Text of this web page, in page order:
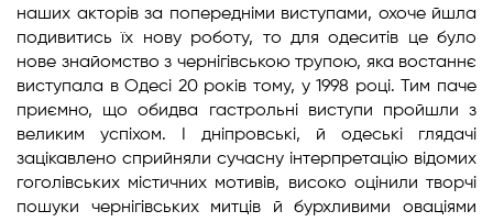
наших акторів за попередніми виступами, охоче йшла
подивитись їх нову роботу, то для одеситів це було
нове знайомство з чернігівською трупою, яка востаннє
виступала в Одесі 20 років тому, у 1998 році. Тим паче
приємно, що обидва гастрольні виступи пройшли з
великим успіхом. І дніпровські, й одеські глядачі
зацікавлено сприйняли сучасну інтерпретацію відомих
гоголівських містичних мотивів, високо оцінили творчі
пошуки чернігівських митців й бурхливими оваціями